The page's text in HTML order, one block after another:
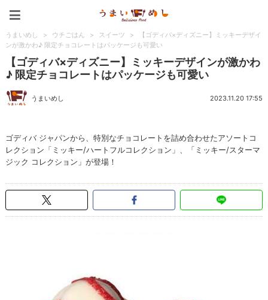
うまいめし > ウチごはん > スイーツ >
【ゴディバ×ディズニー】ミッキーデザイ
ンが激かわ♪ 限定チョコレートはパッケージも可愛い
【ゴディバ×ディズニー】ミッキーデザインが激かわ
♪ 限定チョコレートはパッケージも可愛い
うまいめし 2023.11.20 17:55
ゴディバ ジャパンから、特別なチョコレートを詰め合わせたアソートコ
レクション「ミッキー/ハートフルコレクション」、「ミッキー/スターマ
ジック コレクション」が登場！